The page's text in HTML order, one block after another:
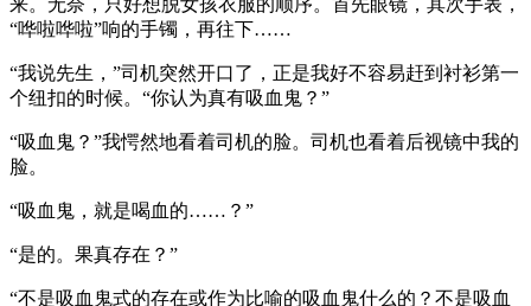
“哗啦哗啦”响的手镯，再往下……
“我说先生，”司机突然开口了，正是我好不容易赶到衬衫第一
个纽扣的时候。“你认为真有吸血鬼？”
“吸血鬼？”我愕然地看着司机的脸。司机也看着后视镜中我的
脸。
“吸血鬼，就是喝血的……？”
“是的。果真存在？”
“不是吸血鬼式的存在或作为比喻的吸血鬼什么的？不是吸血